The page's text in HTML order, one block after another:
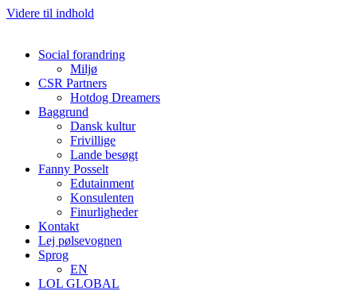
Videre til indhold
Social forandring
Miljø
CSR Partners
Hotdog Dreamers
Baggrund
Dansk kultur
Frivillige
Lande besøgt
Fanny Posselt
Edutainment
Konsulenten
Finurligheder
Kontakt
Lej pølsevognen
Sprog
EN
LOL GLOBAL